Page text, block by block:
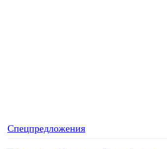
Спецпредложения